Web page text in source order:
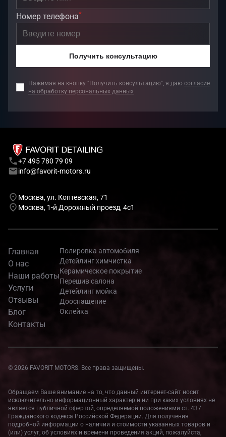
Номер телефона*
Получить консультацию
Нажимая на кнопку "Получить консультацию", я даю согласие
на обработку персональных данных
+7 495 780 79 09
info@favorit-motors.ru
Москва, ул. Коптевская, 71
Москва, 1-й Дорожный проезд, 4с1
Главная
О нас
Наши работы
Услуги
Отзывы
Блог
Контакты
Полировка автомобиля
Детейлинг химчистка
Керамическое покрытие
Перешив салона
Детейлинг мойка
Дооснащение
Оклейка
© 2026 FAVORIT MOTORS. Все права защищены.
Обращаем Ваше внимание на то, что данный интернет-сайт носит
исключительно информационный характер и ни при каких условиях не
является публичной офертой, определяемой положениями ст. 437
Гражданского кодекса Российской Федерации. Для получения
подробной информации о наличии и стоимости указанных товаров и
(или) услуг, об условиях и времени проведения акций, пожалуйста,